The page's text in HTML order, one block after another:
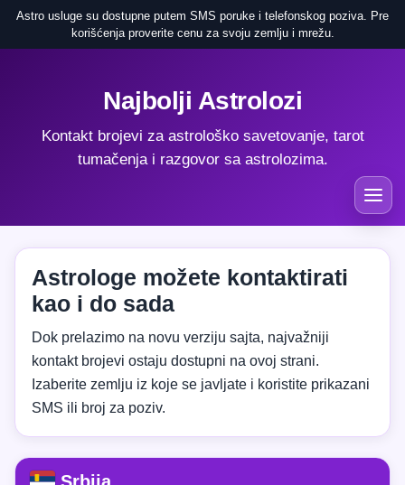
Astro usluge su dostupne putem SMS poruke i telefonskog poziva. Pre
korišćenja proverite cenu za svoju zemlju i mrežu.
Najbolji Astrolozi
Kontakt brojevi za astrološko savetovanje, tarot
tumačenja i razgovor sa astrolozima.
Astrologe možete kontaktirati
kao i do sada
Dok prelazimo na novu verziju sajta, najvažniji
kontakt brojevi ostaju dostupni na ovoj strani.
Izaberite zemlju iz koje se javljate i koristite prikazani
SMS ili broj za poziv.